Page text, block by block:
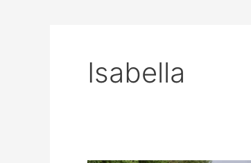
Isabella